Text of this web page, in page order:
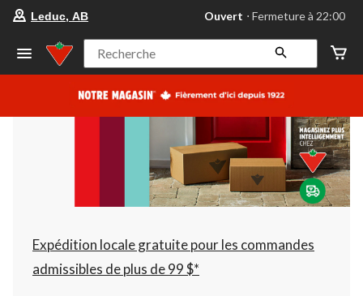
votre
préféré
Leduc,
AB,
courament
Fermeture
à
22:00
cliquer
pour
changer
Leduc, AB Ouvert ⋅ Fermeture à 22:00
Recherche
Expédition locale gratuite pour les commandes
admissibles de plus de 99 $*